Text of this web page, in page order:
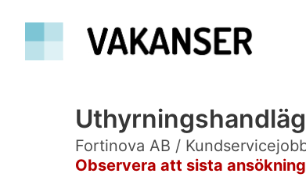
Fortinova AB /
Observera att sista